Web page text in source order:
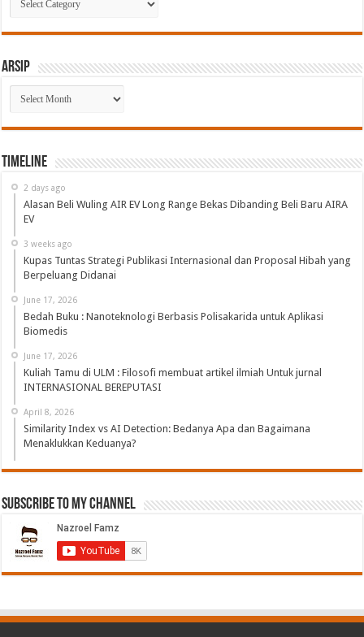
Arsip
Arsip
Timeline
2 days ago
Alasan Beli Wuling AIR EV Long Range Bekas Dibanding Beli Baru AIRA
EV
3 weeks ago
Kupas Tuntas Strategi Publikasi Internasional dan Proposal Hibah yang
Berpeluang Didanai
June 17, 2026
Bedah Buku : Nanoteknologi Berbasis Polisakarida untuk Aplikasi
Biomedis
June 17, 2026
Kuliah Tamu di ULM : Filosofi membuat artikel ilmiah Untuk jurnal
INTERNASIONAL BEREPUTASI
April 8, 2026
Similarity Index vs AI Detection: Bedanya Apa dan Bagaimana
Menaklukkan Keduanya?
Subscribe to My Channel